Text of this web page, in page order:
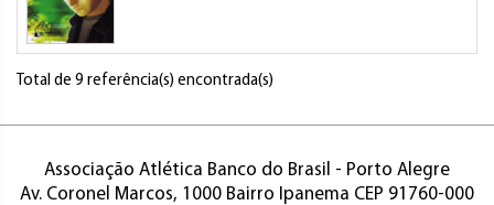
Total de 9 referência(s) encontrada(s)
Associação Atlética Banco do Brasil - Porto Alegre
Av. Coronel Marcos, 1000 Bairro Ipanema CEP 91760-000